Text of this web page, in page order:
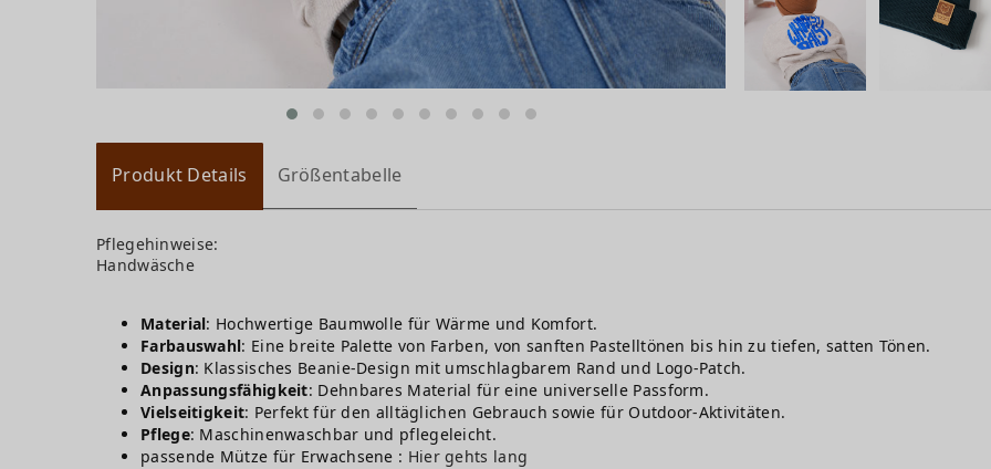
Produkt Details Größentabelle
Pflegehinweise:
Handwäsche
Material: Hochwertige Baumwolle für Wärme und Komfort.
Farbauswahl: Eine breite Palette von Farben, von sanften Pastelltönen bis hin zu tiefen, satten Tönen.
Design: Klassisches Beanie-Design mit umschlagbarem Rand und Logo-Patch.
Anpassungsfähigkeit: Dehnbares Material für eine universelle Passform.
Vielseitigkeit: Perfekt für den alltäglichen Gebrauch sowie für Outdoor-Aktivitäten.
Pflege: Maschinenwaschbar und pflegeleicht.
passende Mütze für Erwachsene : Hier gehts lang